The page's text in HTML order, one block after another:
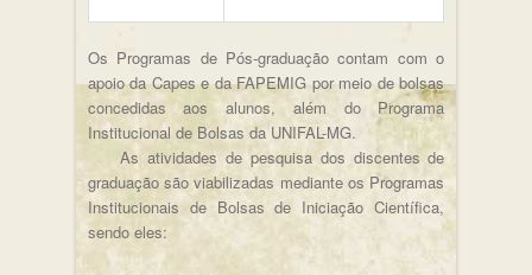
Os Programas de Pós-graduação contam com o
apoio da Capes e da FAPEMIG por meio de bolsas
concedidas aos alunos, além do Programa
Institucional de Bolsas da UNIFAL-MG.
As atividades de pesquisa dos discentes de
graduação são viabilizadas mediante os Programas
Institucionais de Bolsas de Iniciação Científica,
sendo eles: